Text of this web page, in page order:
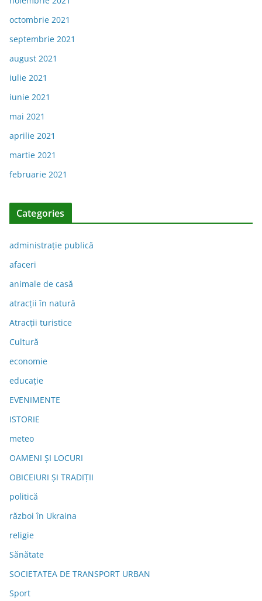
octombrie 2021
septembrie 2021
august 2021
iulie 2021
iunie 2021
mai 2021
aprilie 2021
martie 2021
februarie 2021
Categories
administraţie publică
afaceri
animale de casă
atracții în natură
Atracții turistice
Cultură
economie
educație
EVENIMENTE
ISTORIE
meteo
OAMENI ȘI LOCURI
OBICEIURI ȘI TRADIȚII
politică
război în Ukraina
religie
Sănătate
SOCIETATEA DE TRANSPORT URBAN
Sport